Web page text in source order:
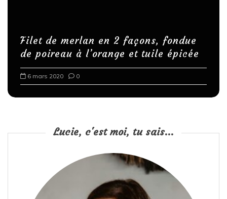
Filet de merlan en 2 façons, fondue
de poireau à l’orange et tuile épicée
6 mars 2020 0
Lucie, c'est moi, tu sais...